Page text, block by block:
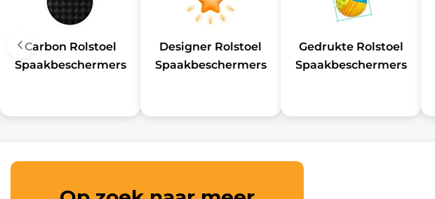
Carbon Rolstoel
Spaakbeschermers
Designer Rolstoel
Spaakbeschermers
Gedrukte Rolstoel
Spaakbeschermers